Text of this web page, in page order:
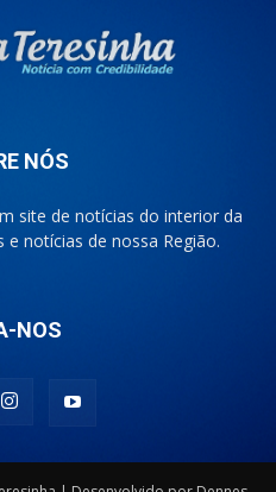
NÓS
site de notícias do interior da
notícias de nossa Região.
NOS